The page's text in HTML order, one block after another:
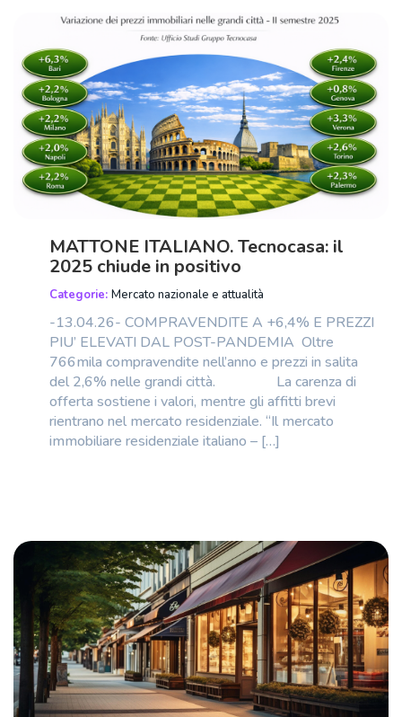
MATTONE ITALIANO. Tecnocasa: il
2025 chiude in positivo
Categorie: Mercato nazionale e attualità
-13.04.26- COMPRAVENDITE A +6,4% E PREZZI
PIU’ ELEVATI DAL POST-PANDEMIA Oltre
766mila compravendite nell’anno e prezzi in salita
del 2,6% nelle grandi città. La carenza di
offerta sostiene i valori, mentre gli affitti brevi
rientrano nel mercato residenziale. “Il mercato
immobiliare residenziale italiano – […]